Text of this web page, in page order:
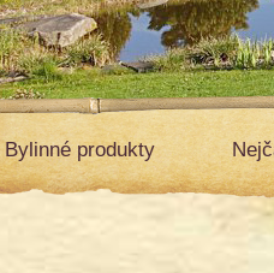
Bylinné produkty